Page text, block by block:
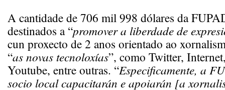
A cantidade de 706 mil 998 dólares da
destinados a “promover a liberdade de
cun proxecto de 2 anos orientado ao
“as novas tecnoloxías”, como Twitter,
Youtube, entre outras. “Especificamente, a
socio local capacitarán e apoiarán [a